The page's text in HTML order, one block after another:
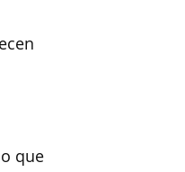
que